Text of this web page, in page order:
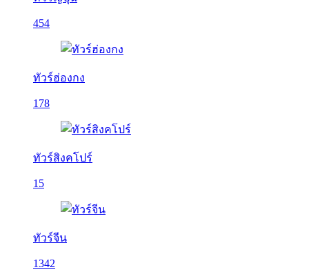
454
ทัวร์ฮ่องกง
178
ทัวร์สิงคโปร์
15
ทัวร์จีน
1342